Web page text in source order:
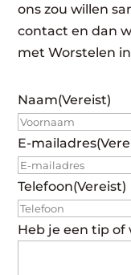
ons zou willen
contact en dan
met Worstelen
Naam(Vereist)
E-mailadres
Telefoon(Vereist)
Heb je een tip of